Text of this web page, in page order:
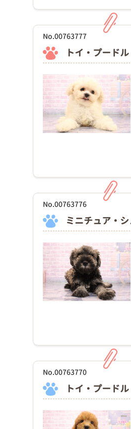
No.00763777
トイ・プードル
No.00763776
ミニチュア・
No.00763770
トイ・プードル